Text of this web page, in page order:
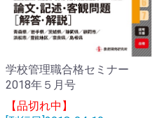
学校管理職合格セミナー
2018年５月号
【品切れ中】